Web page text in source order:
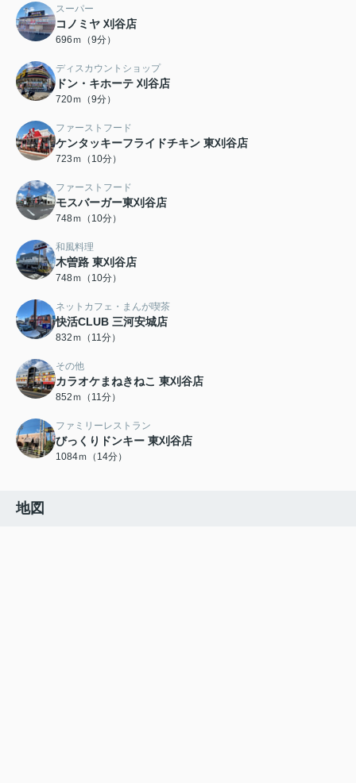
スーパー
コノミヤ 刈谷店
696ｍ（9分）
ディスカウントショップ
ドン・キホーテ 刈谷店
720ｍ（9分）
ファーストフード
ケンタッキーフライドチキン 東刈谷店
723ｍ（10分）
ファーストフード
モスバーガー東刈谷店
748ｍ（10分）
和風料理
木曽路 東刈谷店
748ｍ（10分）
ネットカフェ・まんが喫茶
快活CLUB 三河安城店
832ｍ（11分）
その他
カラオケまねきねこ 東刈谷店
852ｍ（11分）
ファミリーレストラン
びっくりドンキー 東刈谷店
1084ｍ（14分）
地図